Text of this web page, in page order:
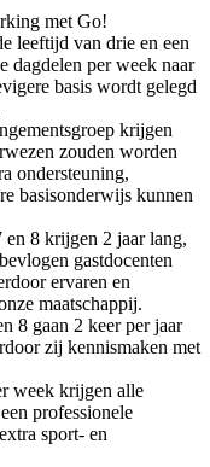
met Go!
leeftijd van drie en een
dagdelen per week naar
basis wordt gelegd
krijgen
zouden worden
ondersteuning,
basisonderwijs kunnen
8 krijgen 2 jaar lang,
gastdocenten
ervaren en
maatschappij.
8 gaan 2 keer per jaar
zij kennismaken met
week krijgen alle
professionele
sport- en